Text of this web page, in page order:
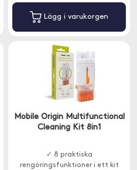
Lägg i varukorgen
Mobile Origin Multifunctional
Cleaning Kit 8in1
✓ 8 praktiska
rengöringsfunktioner i ett kit